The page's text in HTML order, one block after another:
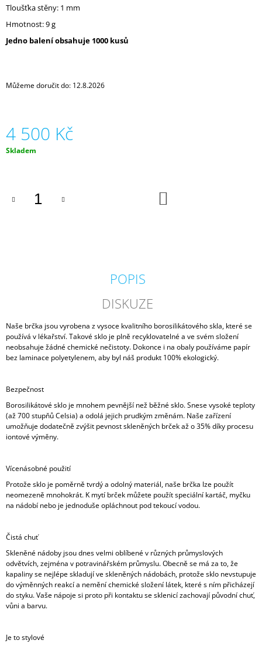
Tloušťka stěny: 1 mm
Hmotnost: 9 g
Jedno balení obsahuje 1000 kusů
Můžeme doručit do: 12.8.2026
4 500 Kč
Měrná
Skladem
POPIS
DISKUZE
Naše brčka jsou vyrobena z vysoce kvalitního borosilikátového skla, které se
používá v lékařství. Takové sklo je plně recyklovatelné a ve svém složení
neobsahuje žádné chemické nečistoty. Dokonce i na obaly používáme papír
bez laminace polyetylenem, aby byl náš produkt 100% ekologický.
Bezpečnost
Borosilikátové sklo je mnohem pevnější než běžné sklo. Snese vysoké teploty
(až 700 stupňů Celsia) a odolá jejich prudkým změnám. Naše zařízení
umožňuje dodatečně zvýšit pevnost skleněných brček až o 35% díky procesu
iontové výměny.
Vícenásobné použití
Protože sklo je poměrně tvrdý a odolný materiál, naše brčka lze použít
neomezeně mnohokrát. K mytí brček můžete použít speciální kartáč, myčku
na nádobí nebo je jednoduše opláchnout pod tekoucí vodou.
Čistá chuť
Skleněné nádoby jsou dnes velmi oblíbené v různých průmyslových
odvětvích, zejména v potravinářském průmyslu. Obecně se má za to, že
kapaliny se nejlépe skladují ve skleněných nádobách, protože sklo nevstupuje
do výměnných reakcí a nemění chemické složení látek, které s ním přicházejí
do styku. Vaše nápoje si proto při kontaktu se sklenicí zachovají původní chuť,
vůni a barvu.
Je to stylové
U
Č
U
J
E
PANEL
TCM
RA
WIFI
6